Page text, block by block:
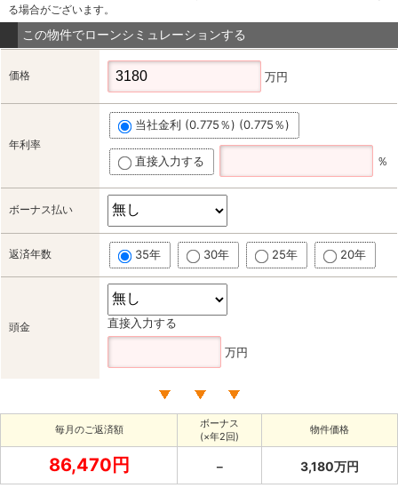
る場合がございます。
この物件でローンシミュレーションする
価格 万円
年利率
当社金利 (0.775％) (0.775％)
直接入力する ％
ボーナス払い
返済年数 35年 30年 25年 20年
頭金 直接入力する
万円
毎月のご返済額
ボーナス
(×年2回)
物件価格
86,470円 － 3,180万円